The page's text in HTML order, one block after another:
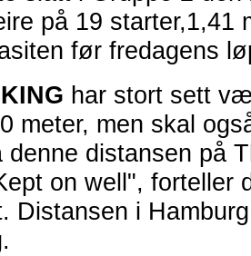
på 19 starter,1,41
før fredagens
har stort sett
meter, men skal
denne distansen på
on well", forteller
Distansen i